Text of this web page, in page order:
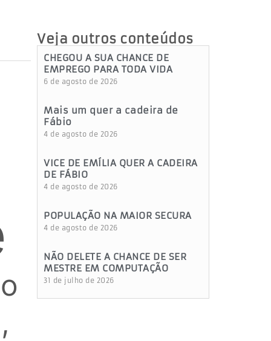
Veja outros conteúdos
CHEGOU A SUA CHANCE DE
EMPREGO PARA TODA VIDA
6 de agosto de 2026
Mais um quer a cadeira de
Fábio
4 de agosto de 2026
VICE DE EMÍLIA QUER A CADEIRA
DE FÁBIO
4 de agosto de 2026
POPULAÇÃO NA MAIOR SECURA
4 de agosto de 2026
NÃO DELETE A CHANCE DE SER
MESTRE EM COMPUTAÇÃO
31 de julho de 2026